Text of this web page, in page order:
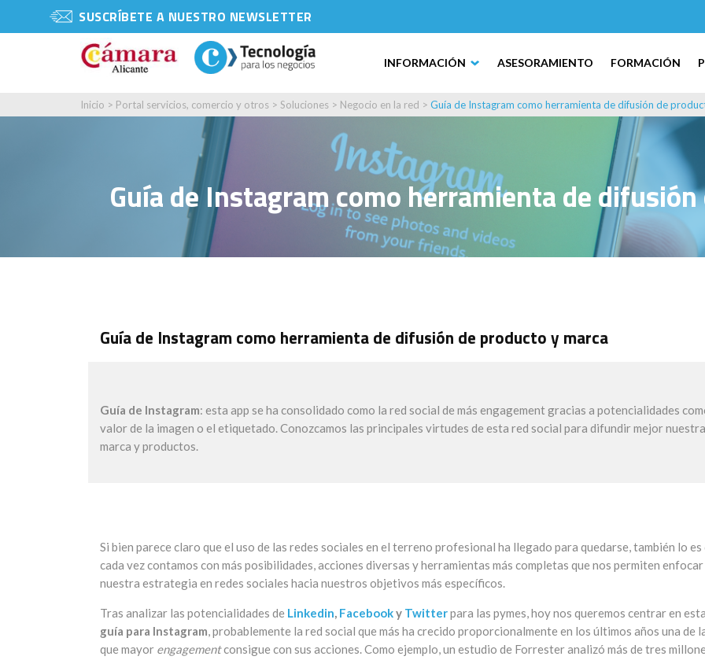
SUSCRÍBETE A NUESTRO NEWSLETTER
INFORMACIÓN ASESORAMIENTO FORMACIÓN
Inicio > Portal servicios, comercio y otros > Soluciones > Negocio en la red > Guía de Instagram como herramienta de difusión de
Guía de Instagram como herramienta de
Guía de Instagram como herramienta de difusión de producto y marca
Guía de Instagram: esta app se ha consolidado como la red social de más engagement gracias a potencialidades
valor de la imagen o el etiquetado. Conozcamos las principales virtudes de esta red social para difundir mejor nuestra
marca y productos.
Si bien parece claro que el uso de las redes sociales en el terreno profesional ha llegado para quedarse, también lo es
cada vez contamos con más posibilidades, acciones diversas y herramientas más completas que nos permiten enfocar
nuestra estrategia en redes sociales hacia nuestros objetivos más específicos.
Tras analizar las potencialidades de Linkedin, Facebooky Twitterpara las pymes, hoy nos queremos centrar en
guía para Instagram, probablemente la red social que más ha crecido proporcionalmente en los últimos años una de
que mayor engagementconsigue con sus acciones. Como ejemplo, un estudio de Forrester analizó más de tres